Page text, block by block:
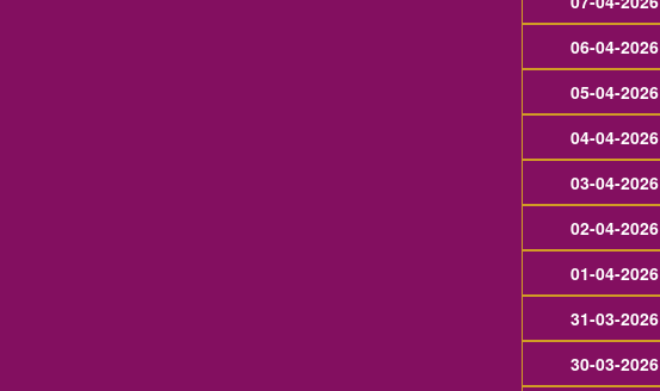
06-04-2026
05-04-2026
04-04-2026
03-04-2026
02-04-2026
01-04-2026
31-03-2026
30-03-2026